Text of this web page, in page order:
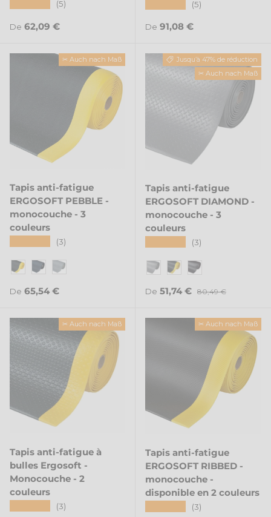
(5)
Prix habituel
De 62,09 €
(5)
Prix habituel
De 91,08 €
✂ Auch nach Maß
Tapis anti-fatigue
ERGOSOFT PEBBLE -
monocouche - 3
couleurs
(3)
Prix habituel
De 65,54 €
Jusqu’à 47% de réduction
✂ Auch nach Maß
Tapis anti-fatigue
ERGOSOFT DIAMOND -
monocouche - 3
couleurs
(3)
Prix soldé
De 51,74 € Prix habituel
80,49 €
✂ Auch nach Maß
Tapis anti-fatigue à
bulles Ergosoft -
Monocouche - 2
couleurs
(3)
✂ Auch nach Maß
Tapis anti-fatigue
ERGOSOFT RIBBED -
monocouche -
disponible en 2 couleurs
(3)